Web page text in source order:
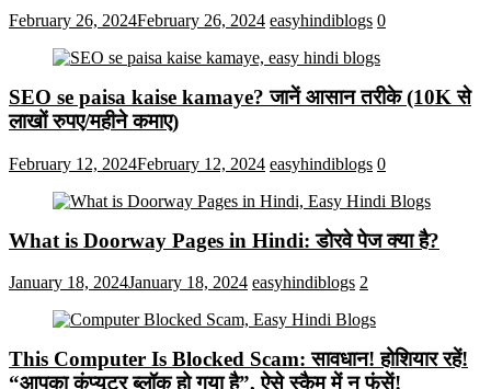
February 26, 2024February 26, 2024 easyhindiblogs 0
SEO se paisa kaise kamaye? जानें आसान तरीके (10K से
लाखों रुपए/महीने कमाए)
February 12, 2024February 12, 2024 easyhindiblogs 0
What is Doorway Pages in Hindi: डोरवे पेज क्या है?
January 18, 2024January 18, 2024 easyhindiblogs 2
This Computer Is Blocked Scam: सावधान! होशियार रहें!
“आपका कंप्यूटर ब्लॉक हो गया है”, ऐसे स्कैम में न फंसें!